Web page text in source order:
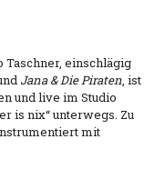
einschlägig
Jana & Die Piraten, ist
und live im Studio
is nix“ unterwegs. Zu
mit